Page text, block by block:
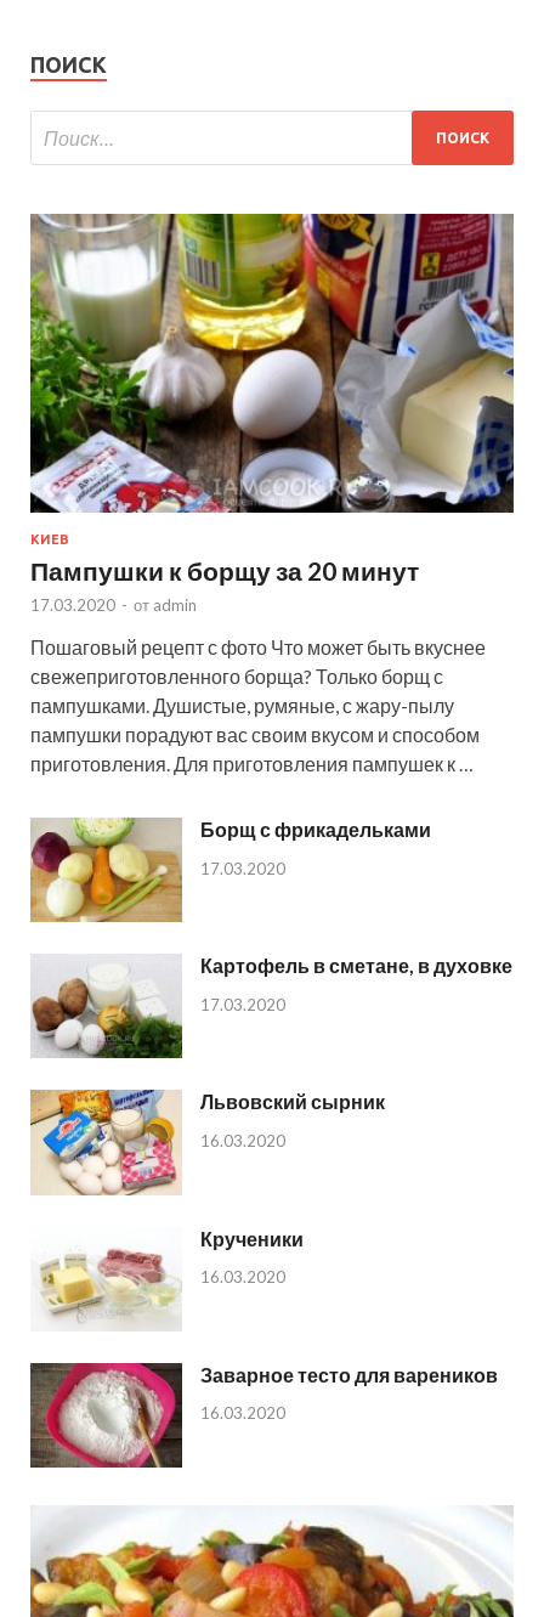
ПОИСК
КИЕВ
Пампушки к борщу за 20 минут
17.03.2020 - от admin
Пошаговый рецепт с фото Что может быть вкуснее
свежеприготовленного борща? Только борщ с
пампушками. Душистые, румяные, с жару-пылу
пампушки порадуют вас своим вкусом и способом
приготовления. Для приготовления пампушек к …
Борщ с фрикадельками
17.03.2020
Картофель в сметане, в духовке
17.03.2020
Львовский сырник
16.03.2020
Крученики
16.03.2020
Заварное тесто для вареников
16.03.2020